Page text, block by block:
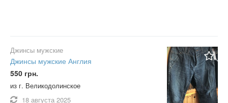
Джинсы мужские
Джинсы мужские Англия
550 грн.
из г. Великодолинское
18 августа 2025